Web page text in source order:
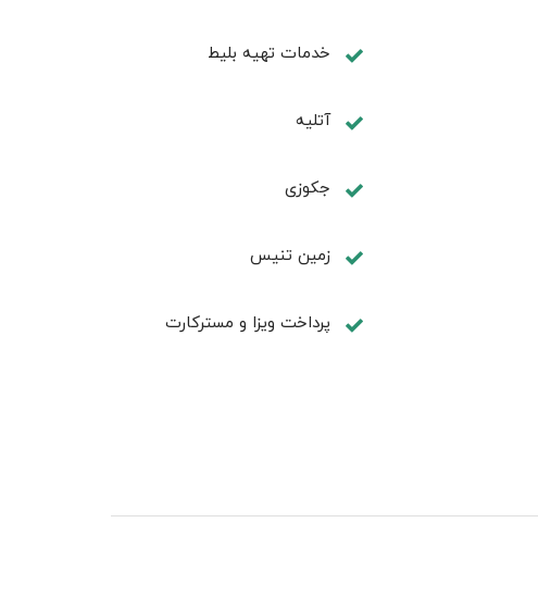
خدمات تهيه بليط
آتلیه
جكوزی
زمين تنيس
پرداخت ویزا و مسترکارت